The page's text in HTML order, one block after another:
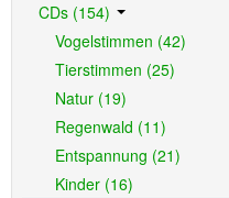
CDs (154)
Vogelstimmen (42)
Tierstimmen (25)
Natur (19)
Regenwald (11)
Entspannung (21)
Kinder (16)